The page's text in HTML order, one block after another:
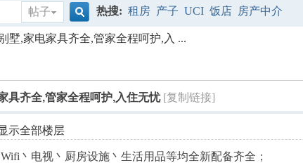
帖子
搜
索
热搜: 租房 产子 UCI 饭店 房产中介
墅,家电家具齐全,管家全程呵护,入 ...
具齐全,管家全程呵护,入住无忧 [复制链接]
示全部楼层
丶电视丶厨房设施丶生活用品等均全新配备齐全；